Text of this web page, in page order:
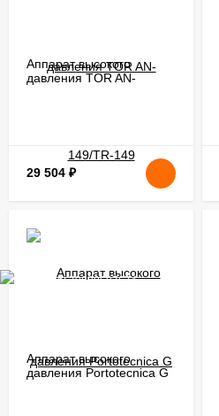
Аппарат высокого
давления TOR AN-
29 504 ₽
Аппарат высокого
давления Portotecnica G